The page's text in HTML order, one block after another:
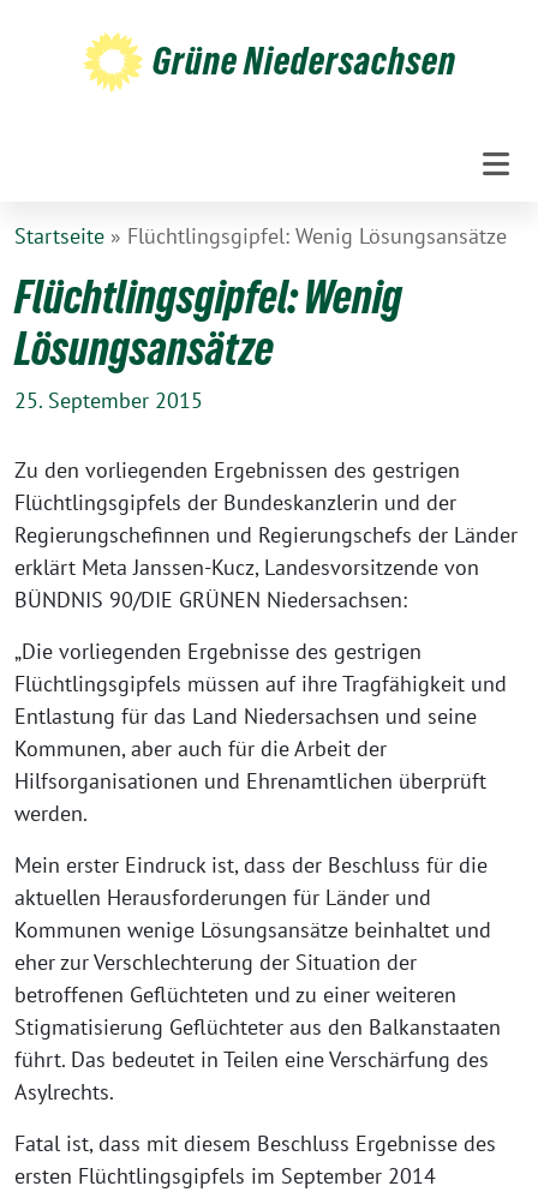
Grüne Niedersachsen
Startseite » Flüchtlingsgipfel: Wenig Lösungsansätze
Flüchtlingsgipfel: Wenig
Lösungsansätze
25. September 2015
Zu den vorliegenden Ergebnissen des gestrigen
Flüchtlingsgipfels der Bundeskanzlerin und der
Regierungschefinnen und Regierungschefs der Länder
erklärt Meta Janssen-Kucz, Landesvorsitzende von
BÜNDNIS 90/DIE GRÜNEN Niedersachsen:
„Die vorliegenden Ergebnisse des gestrigen
Flüchtlingsgipfels müssen auf ihre Tragfähigkeit und
Entlastung für das Land Niedersachsen und seine
Kommunen, aber auch für die Arbeit der
Hilfsorganisationen und Ehrenamtlichen überprüft
werden.
Mein erster Eindruck ist, dass der Beschluss für die
aktuellen Herausforderungen für Länder und
Kommunen wenige Lösungsansätze beinhaltet und
eher zur Verschlechterung der Situation der
betroffenen Geflüchteten und zu einer weiteren
Stigmatisierung Geflüchteter aus den Balkanstaaten
führt. Das bedeutet in Teilen eine Verschärfung des
Asylrechts.
Fatal ist, dass mit diesem Beschluss Ergebnisse des
ersten Flüchtlingsgipfels im September 2014